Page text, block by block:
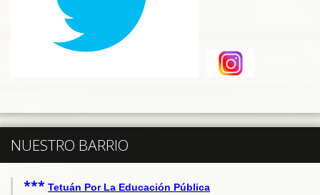
NUESTRO BARRIO
*** Tetuán Por La Educación Pública